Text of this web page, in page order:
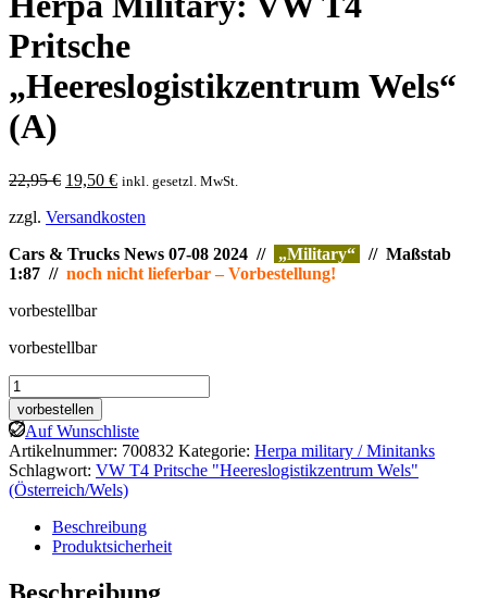
Pritsche
„Heereslogistikzentrum Wels“
(A)
22,95€ Ursprünglicher
war:
19,50 €Aktueller
ist:
inkl. gesetzl. MwSt.
zzgl. Versandkosten
Cars & Trucks News 07-08 2024 //
„Military“
// Maßstab
1:87 // noch nicht lieferbar – Vorbestellung!
vorbestellbar
vorbestellbar
Herpa
Military:
VW
T4
Pritsche
"Heereslogistikzentrum
Wels"
Menge
vorbestellen
Auf Wunschliste
Artikelnummer: 700832 Kategorie: Herpa military / Minitanks
Schlagwort: VW T4 Pritsche "Heereslogistikzentrum Wels"
(Österreich/Wels)
Beschreibung
Produktsicherheit
Beschreibung